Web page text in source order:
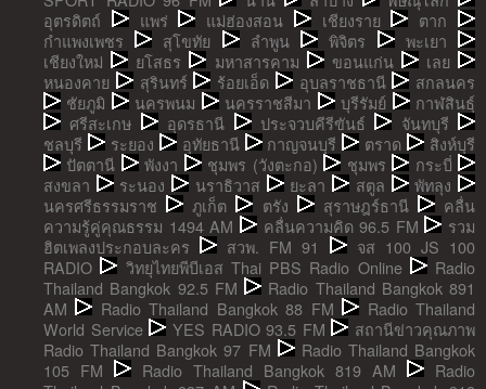
อุตรดิตถ์
แพร่ แม่ฮ่องสอน เชียงราย
ตาก
กำแพงเพชร
สุโขทัย ลำพูน พิจิตร
พะเยา
เชียงใหม่
ยโสธร มหาสารคาม ขอนแก่น
เลย
หนองคาย
สุรินทร์ ร้อยเอ็ด อุบลราชธานี
สกลนคร
ชัยภูมิ
นครพนม นครราชสีมา บุรีรัมย์
กาฬสินธุ์
ศรีสะเกษ
อุดรธานี ประจวบคีรีขันธ์
จันทบุรี
ชลบุรี
ระยอง อุทัยธานี กาญจนบุรี ตราด
สิงห์บุรี
ปัตตานี
พังงา ชุมพร (วังตะกอ) ชุมพร
กระบี่
สงขลา
ระนอง นราธิวาส ยะลา สตูล
พัทลุง
นครศรีธรรมราช
ภูเก็ต ตรัง สุราษฎร์ธานี
คลื่น
ความรู้คู่คุณธรรม 1494 AM
คลื่นความคิด 96.5 FM
รวม
ฮิตเพลงประกอบละคร
สวพ. FM 91
จส 100 JS 100
RADIO
วิทยุไทยพีบีเอส Thai PBS Radio Online
Radio
Thailand Bangkok 92.5 FM
Radio Thailand Bangkok 891
AM
Radio Thailand Bangkok 88 FM
Radio Thailand
World Service
YES RADIO 93.5 FM
สถานีข่าวคุณภาพ
Radio Thailand Bangkok 97 FM
Radio Thailand Bangkok
105 FM
Radio Thailand Bangkok 819 AM
Radio